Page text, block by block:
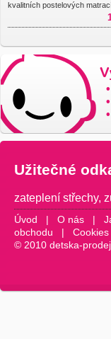
kvalitních postelových matrací
•
•
•
Užitečné
zateplení střechy,
Úvod | O nás |
obchodu | Cookies
© 2010 detska-